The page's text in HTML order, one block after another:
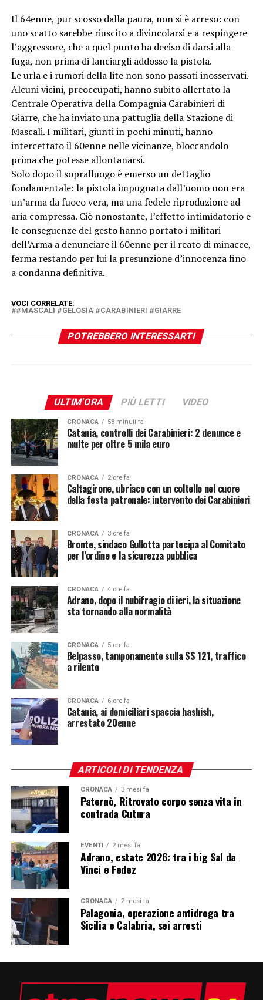
Il 64enne, pur scosso dalla paura, non si è arreso: con
uno scatto sarebbe riuscito a divincolarsi e a respingere
l’aggressore, che a quel punto ha deciso di darsi alla
fuga, non prima di lanciargli addosso la pistola.
Le urla e i rumori della lite non sono passati inosservati.
Alcuni vicini, preoccupati, hanno subito allertato la
Centrale Operativa della Compagnia Carabinieri di
Giarre, che ha inviato una pattuglia della Stazione di
Mascali. I militari, giunti in pochi minuti, hanno
intercettato il 60enne nelle vicinanze, bloccandolo
prima che potesse allontanarsi.
Solo dopo il sopralluogo è emerso un dettaglio
fondamentale: la pistola impugnata dall’uomo non era
un’arma da fuoco vera, ma una fedele riproduzione ad
aria compressa. Ciò nonostante, l’effetto intimidatorio e
le conseguenze del gesto hanno portato i militari
dell’Arma a denunciare il 60enne per il reato di minacce,
ferma restando per lui la presunzione d’innocenza fino
a condanna definitiva.
VOCI CORRELATE:
#MASCALI #GELOSIA #CARABINIERI #GIARRE
POTREBBERO INTERESSARTI
ULTIM'ORA PIÙ LETTI VIDEO
CRONACA 58 minuti fa
Catania, controlli dei Carabinieri: 2 denunce e
multe per oltre 5 mila euro
CRONACA 2 ore fa
Caltagirone, ubriaco con un coltello nel cuore
della festa patronale: intervento dei Carabinieri
CRONACA 3 ore fa
Bronte, sindaco Gullotta partecipa al Comitato
per l’ordine e la sicurezza pubblica
CRONACA 4 ore fa
Adrano, dopo il nubifragio di ieri, la situazione
sta tornando alla normalità
CRONACA 5 ore fa
Belpasso, tamponamento sulla SS 121, traffico
a rilento
CRONACA 6 ore fa
Catania, ai domiciliari spaccia hashish,
arrestato 20enne
ARTICOLI DI TENDENZA
CRONACA 3 mesi fa
Paternò, Ritrovato corpo senza vita in
contrada Cutura
EVENTI 2 mesi fa
Adrano, estate 2026: tra i big Sal da
Vinci e Fedez
CRONACA 2 mesi fa
Palagonia, operazione antidroga tra
Sicilia e Calabria, sei arresti